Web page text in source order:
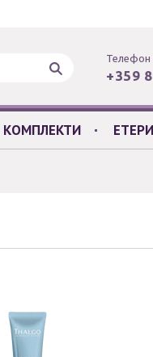
Телефон
+359
КОМПЛЕКТИ